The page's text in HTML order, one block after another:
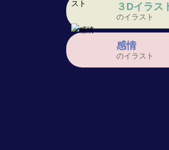
３Dイラス
のイラスト
感情
のイラスト